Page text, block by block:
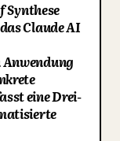
Synthese
Claude AI
eine Drei-